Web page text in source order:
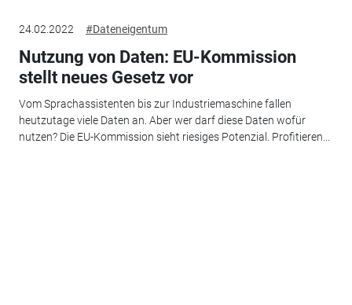
24.02.2022 #Dateneigentum
Nutzung von Daten: EU-Kommission
stellt neues Gesetz vor
Vom Sprachassistenten bis zur Industriemaschine fallen
heutzutage viele Daten an. Aber wer darf diese Daten wofür
nutzen? Die EU-Kommission sieht riesiges Potenzial. Profitieren...